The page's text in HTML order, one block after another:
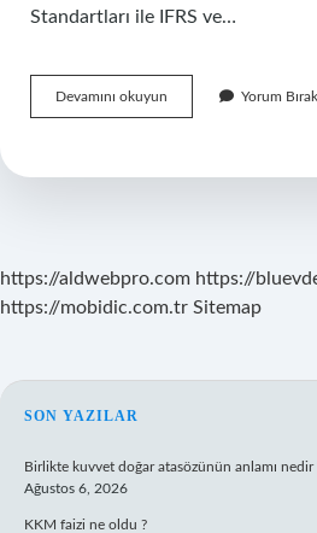
Standartları ile IFRS ve…
Devamını okuyun
Ölmez
Yorum Bırak
https://aldwebpro.com https://
https://mobidic.com.tr Sitemap
SIDEBAR
SON YAZILAR
Birlikte kuvvet doğar atasözünün anlamı nedir
Ağustos 6, 2026
KKM faizi ne oldu ?